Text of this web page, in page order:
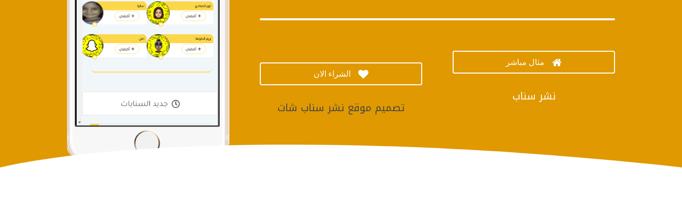
 مثال مباشر
نشر سناب
 الشراء الان
تصميم موقع نشر سناب شات